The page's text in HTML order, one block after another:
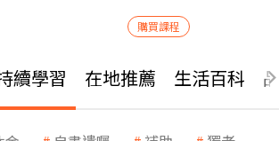
購買課程
續學習 在地推薦 生活百科